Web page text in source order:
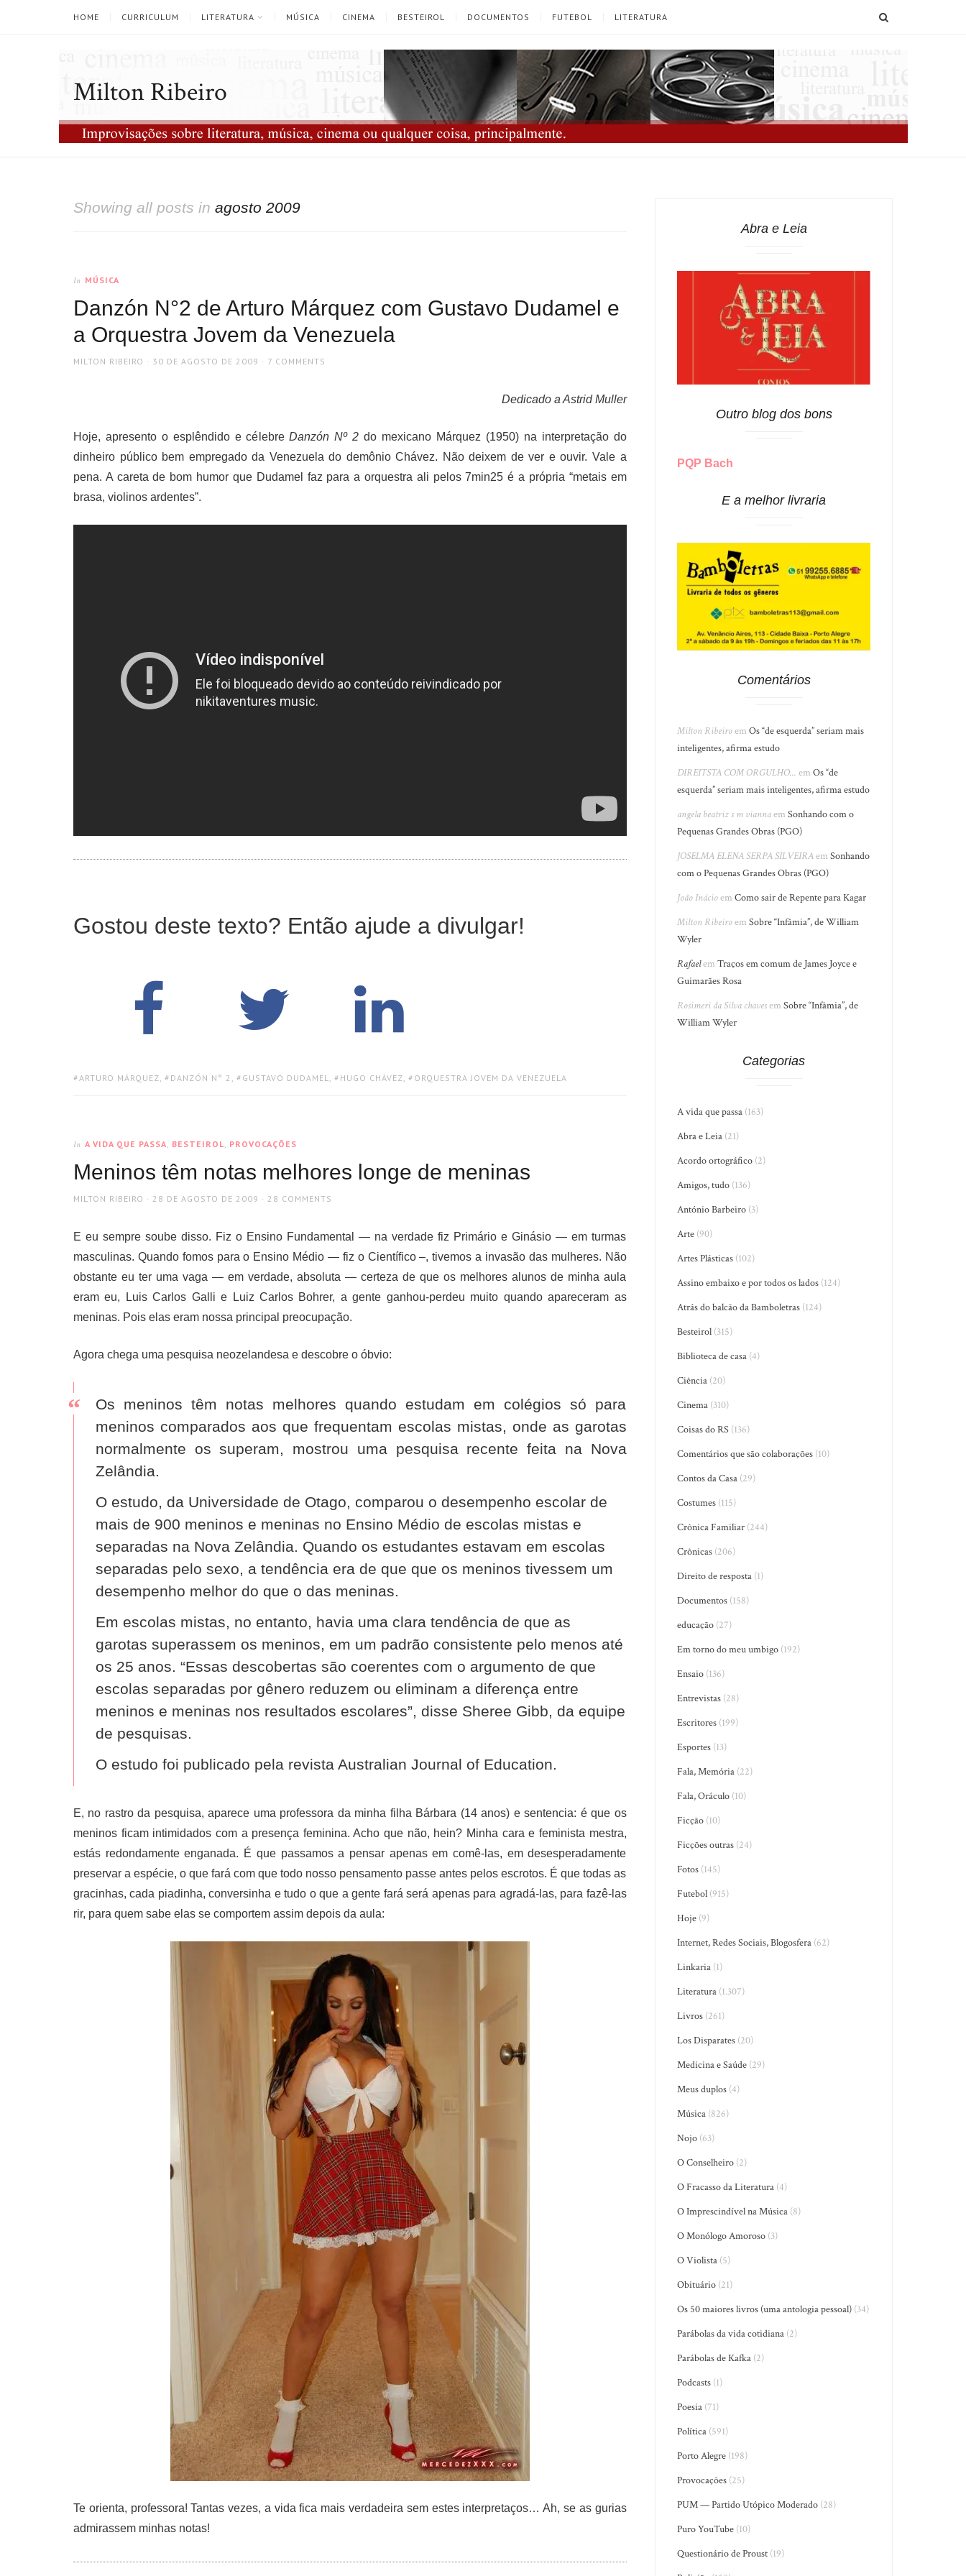
HOME CURRICULUM LITERATURA MÚSICA CINEMA BESTEIROL DOCUMENTOS FUTEBOL LITERATURA
Milton Ribeiro
Showing all posts in agosto 2009
In MÚSICA
Danzón N°2 de Arturo Márquez com Gustavo Dudamel e
a Orquestra Jovem da Venezuela
AUTHOR
MILTON RIBEIRO
POSTED
30 DE AGOSTO DE 2009 7 COMMENTS
Dedicado a Astrid Muller
Hoje, apresento o esplêndido e célebreDanzón Nº 2 do mexicano Márquez (1950) na interpretação do
dinheiro público bem empregado da Venezuela do demônio Chávez. Não deixem de ver e ouvir. Vale a
pena. A careta de bom humor que Dudamel faz para a orquestra ali pelos 7min25 é a própria “metais em
brasa, violinos ardentes”.
Gostou deste texto? Então ajude a divulgar!
TAGS:
ARTURO MÁRQUEZ, DANZÓN N° 2 , GUSTAVO DUDAMEL, HUGO CHÁVEZ, ORQUESTRA JOVEM DA VENEZUELA
In A VIDA QUE PASSA BESTEIROL PROVOCAÇÕES
Meninos têm notas melhores longe de meninas
AUTHOR
MILTON RIBEIRO
POSTED
28 DE AGOSTO DE 2009 28 COMMENTS
E eu sempre soube disso. Fiz o Ensino Fundamental — na verdade fiz Primário e Ginásio — em turmas
masculinas. Quando fomos para o Ensino Médio — fiz o Científico –, tivemos a invasão das mulheres. Não
obstante eu ter uma vaga — em verdade, absoluta — certeza de que os melhores alunos de minha aula
eram eu, Luis Carlos Galli e Luiz Carlos Bohrer, a gente ganhou-perdeu muito quando apareceram as
meninas. Pois elas eram nossa principal preocupação.
Agora chega uma pesquisa neozelandesa e descobre o óbvio:
Os meninos têm notas melhores quando estudam em colégios só para
meninos comparados aos que frequentam escolas mistas, onde as garotas
normalmente os superam, mostrou uma pesquisa recente feita na Nova
Zelândia.
O estudo, da Universidade de Otago, comparou o desempenho escolar de
mais de 900 meninos e meninas no Ensino Médio de escolas mistas e
separadas na Nova Zelândia. Quando os estudantes estavam em escolas
separadas pelo sexo, a tendência era de que que os meninos tivessem um
desempenho melhor do que o das meninas.
Em escolas mistas, no entanto, havia uma clara tendência de que as
garotas superassem os meninos, em um padrão consistente pelo menos até
os 25 anos. “Essas descobertas são coerentes com o argumento de que
escolas separadas por gênero reduzem ou eliminam a diferença entre
meninos e meninas nos resultados escolares”, disse Sheree Gibb, da equipe
de pesquisas.
O estudo foi publicado pela revista Australian Journal of Education.
E, no rastro da pesquisa, aparece uma professora da minha filha Bárbara (14 anos) e sentencia: é que os
meninos ficam intimidados com a presença feminina. Acho que não, hein? Minha cara e feminista mestra,
estás redondamente enganada. É que passamos a pensar apenas em comê-las, em desesperadamente
preservar a espécie, o que fará com que todo nosso pensamento passe antes pelos escrotos. É que todas as
gracinhas, cada piadinha, conversinha e tudo o que a gente fará será apenas para agradá-las, para fazê-las
rir, para quem sabe elas se comportem assim depois da aula:
Te orienta, professora! Tantas vezes, a vida fica mais verdadeira sem estes interpretaços… Ah, se as gurias
admirassem minhas notas!
Abra e Leia
Outro blog dos bons
PQP Bach
E a melhor livraria
Comentários
Milton RibeiroemOs “de esquerda” seriam mais
inteligentes, afirma estudo
DIREITSTA COM ORGULHO... emOs “de
esquerda” seriam mais inteligentes, afirma estudo
angela beatriz s m viannaemSonhando com o
Pequenas Grandes Obras (PGO)
JOSELMA ELENA SERPA SILVEIRAemSonhando
com o Pequenas Grandes Obras (PGO)
João InácioemComo sair de Repente para Kagar
Milton RibeiroemSobre “Infâmia”, de William
Wyler
RafaelemTraços em comum de James Joyce e
Guimarães Rosa
Rosimeri da Silva chavesemSobre “Infâmia”, de
William Wyler
Categorias
A vida que passa (163)
Abra e Leia (21)
Acordo ortográfico (2)
Amigos, tudo (136)
António Barbeiro (3)
Arte (90)
Artes Plásticas (102)
Assino embaixo e por todos os lados (124)
Atrás do balcão da Bamboletras (124)
Besteirol (315)
Biblioteca de casa (4)
Ciência (20)
Cinema (310)
Coisas do RS (136)
Comentários que são colaborações (10)
Contos da Casa (29)
Costumes (115)
Crônica Familiar (244)
Crônicas (206)
Direito de resposta (1)
Documentos (158)
educação (27)
Em torno do meu umbigo (192)
Ensaio (136)
Entrevistas (28)
Escritores (199)
Esportes (13)
Fala, Memória (22)
Fala, Oráculo (10)
Ficção (10)
Ficções outras (24)
Fotos (145)
Futebol (915)
Hoje (9)
Internet, Redes Sociais, Blogosfera (62)
Linkaria (1)
Literatura (1.307)
Livros (261)
Los Disparates (20)
Medicina e Saúde (29)
Meus duplos (4)
Música (826)
Nojo (63)
O Conselheiro (2)
O Fracasso da Literatura (4)
O Imprescindível na Música (8)
O Monólogo Amoroso (3)
O Violista (5)
Obituário (21)
Os 50 maiores livros (uma antologia pessoal) (34)
Parábolas da vida cotidiana (2)
Parábolas de Kafka (2)
Podcasts (1)
Poesia (71)
Política (591)
Porto Alegre (198)
Provocações (25)
PUM — Partido Utópico Moderado (28)
Puro YouTube (10)
Questionário de Proust (19)